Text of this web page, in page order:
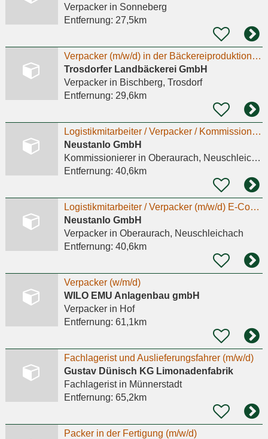
Verpackerin Sonneberg
Entfernung: 27,5km
Verpacker (m/w/d) in der Bäckereiproduktion (Minijob)
Trosdorfer Landbäckerei GmbH
Verpackerin Bischberg, Trosdorf
Entfernung: 29,6km
Logistikmitarbeiter / Verpacker / Kommissionierer (m/w/d) Onlinehandel – Teilzeit
Neustanlo GmbH
Kommissioniererin Oberaurach, Neuschleichach
Entfernung: 40,6km
Logistikmitarbeiter / Verpacker (m/w/d) E-Commerce Fulfillment & Logistik – Vollzeit/Teilzeit
Neustanlo GmbH
Verpackerin Oberaurach, Neuschleichach
Entfernung: 40,6km
Verpacker (w/m/d)
WILO EMU Anlagenbau gmbH
Verpackerin Hof
Entfernung: 61,1km
Fachlagerist und Auslieferungsfahrer (m/w/d)
Gustav Dünisch KG Limonadenfabrik
Fachlageristin Münnerstadt
Entfernung: 65,2km
Packer in der Fertigung (m/w/d)